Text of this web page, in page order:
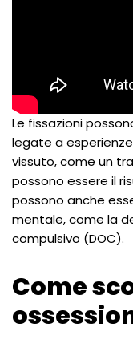
Le fissazioni
legate a
vissuto, come un
possono essere il
possono anche
mentale, come la
compulsivo (DOC).
Come